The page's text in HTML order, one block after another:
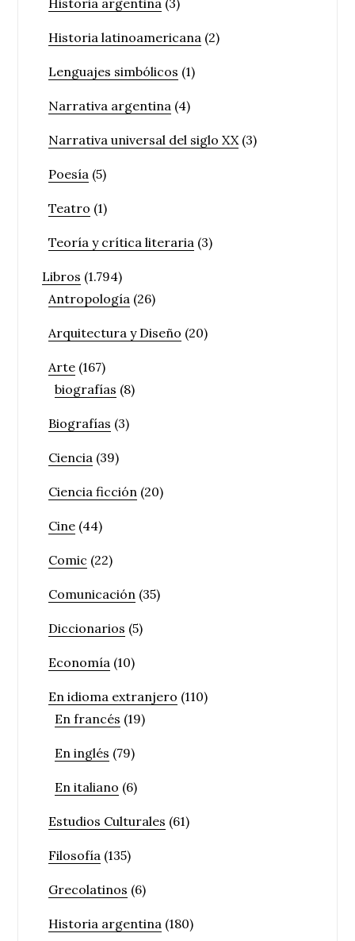
Historia latinoamericana (2)
Lenguajes simbólicos (1)
Narrativa argentina (4)
Narrativa universal del siglo XX (3)
Poesía (5)
Teatro (1)
Teoría y crítica literaria (3)
Libros (1.794)
Antropología (26)
Arquitectura y Diseño (20)
Arte (167)
biografías (8)
Biografías (3)
Ciencia (39)
Ciencia ficción (20)
Cine (44)
Comic (22)
Comunicación (35)
Diccionarios (5)
Economía (10)
En idioma extranjero (110)
En francés (19)
En inglés (79)
En italiano (6)
Estudios Culturales (61)
Filosofía (135)
Grecolatinos (6)
Historia argentina (180)